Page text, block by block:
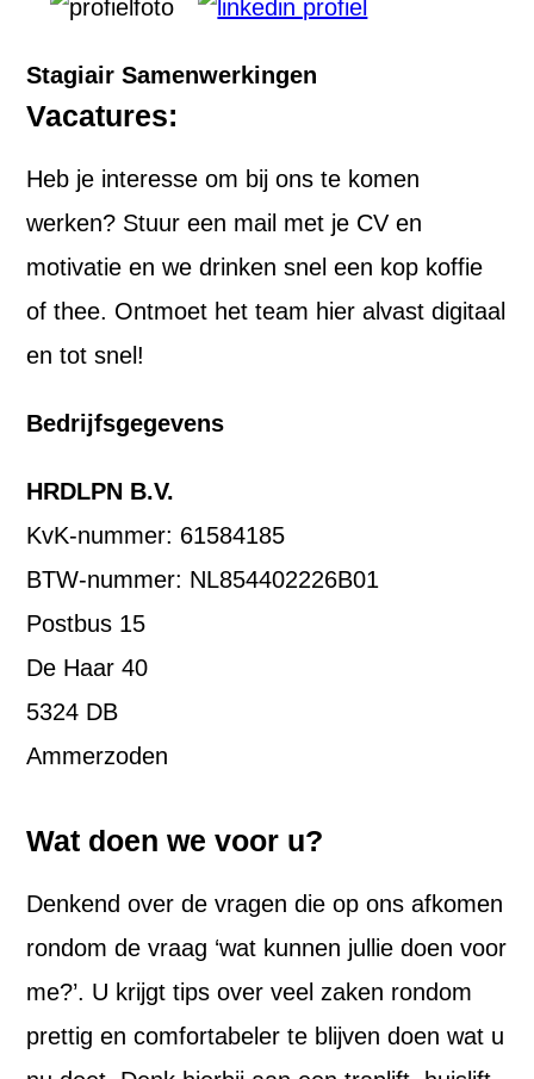
Stagiair Samenwerkingen
Vacatures:
Heb je interesse om bij ons te komen
werken? Stuur een mail met je CV en
motivatie en we drinken snel een kop koffie
of thee. Ontmoet het team hier alvast digitaal
en tot snel!
Bedrijfsgegevens
HRDLPN B.V.
KvK-nummer: 61584185
BTW-nummer: NL854402226B01
Postbus 15
De Haar 40
5324 DB
Ammerzoden
Wat doen we voor u?
Denkend over de vragen die op ons afkomen
rondom de vraag ‘wat kunnen jullie doen voor
me?’. U krijgt tips over veel zaken rondom
prettig en comfortabeler te blijven doen wat u